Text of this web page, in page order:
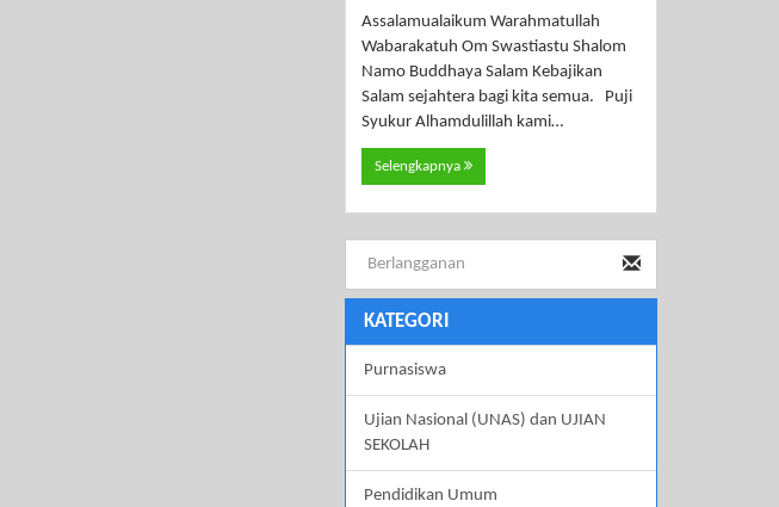
Assalamualaikum Warahmatullah
Wabarakatuh Om Swastiastu Shalom
Namo Buddhaya Salam Kebajikan
Salam sejahtera bagi kita semua. Puji
Syukur Alhamdulillah kami…
Selengkapnya
KATEGORI
Purnasiswa
Ujian Nasional (UNAS) dan UJIAN
SEKOLAH
Pendidikan Umum